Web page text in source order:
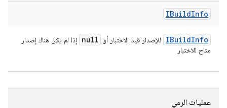
IBuildInfo
IBuildInfo للإصدار قيد الاختبار أو null
إذا لم يكن هناك إصدار
متاح للاختبار
عمليات الرمي